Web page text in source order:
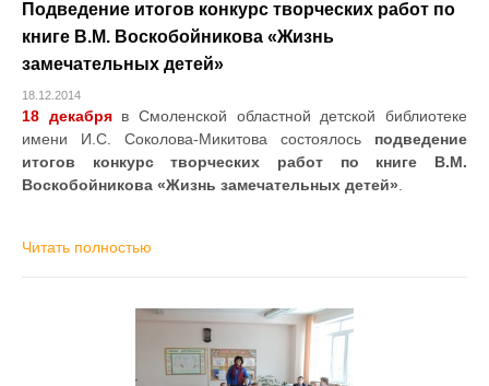
Подведение итогов конкурс творческих работ по
книге В.М. Воскобойникова «Жизнь
замечательных детей»
18.12.2014
18 декабря в Смоленской областной детской библиотеке
имени И.С. Соколова-Микитова состоялось подведение
итогов конкурс творческих работ по книге В.М.
Воскобойникова «Жизнь замечательных детей».
Читать полностью